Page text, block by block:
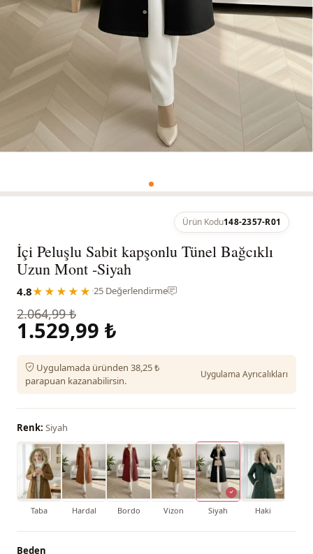
Ürün Kodu148-2357-R01
İçi Peluşlu Sabit kapşonlu Tünel Bağcıklı
Uzun Mont -Siyah
4.8★★★★★ ·25 Değerlendirme
2.064,99 ₺
1.529,99 ₺
Uygulamada üründen 38,25 ₺
parapuan kazanabilirsin.
Uygulama Ayrıcalıkları
Renk: Siyah
Taba Hardal Bordo Vizon Siyah Haki
Beden